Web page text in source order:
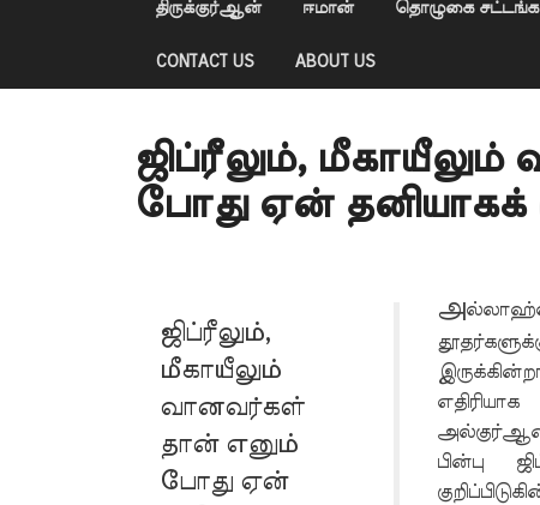
திருக்குர்ஆன் ஈமான் தொழுகை
CONTACT US ABOUT US
ஜிப்ரீலும்,
போது ஏன் தனியாகக்
ஜிப்ரீலும்,
மீகாயீலும்
வானவர்கள்
தான் எனும்
போது ஏன்
அ
பின்பு